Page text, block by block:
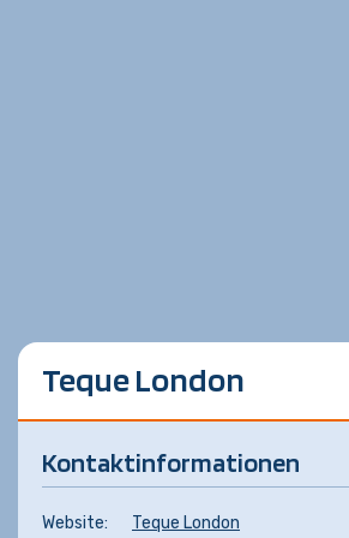
Teque London
Kontaktinformationen
Website: Teque London